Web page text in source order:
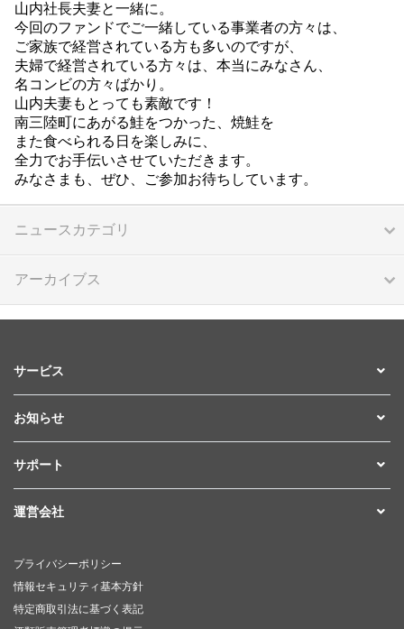
山内社長夫妻と一緒に。
今回のファンドでご一緒している事業者の方々は、
ご家族で経営されている方も多いのですが、
夫婦で経営されている方々は、本当にみなさん、
名コンビの方々ばかり。
山内夫妻もとっても素敵です！
南三陸町にあがる鮭をつかった、焼鮭を
また食べられる日を楽しみに、
全力でお手伝いさせていただきます。
みなさまも、ぜひ、ご参加お待ちしています。
ニュースカテゴリ
アーカイブス
サービス
お知らせ
サポート
運営会社
プライバシーポリシー
情報セキュリティ基本方針
特定商取引法に基づく表記